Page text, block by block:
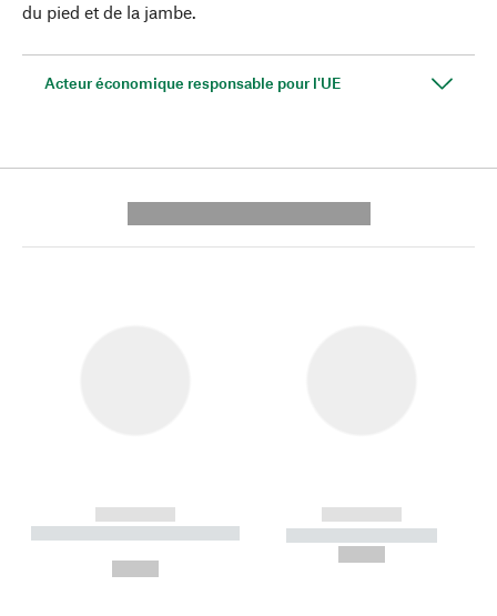
du pied et de la jambe.
Acteur économique responsable pour l'UE
------------
----------- ----------- --------
------------
----------- -----------